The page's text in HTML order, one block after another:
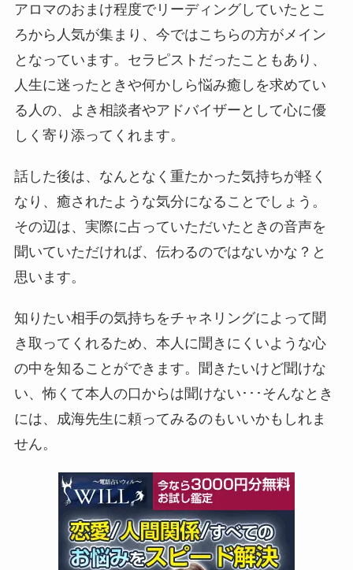
アロマのおまけ程度でリーディングしていたとこ
ろから人気が集まり、今ではこちらの方がメイン
となっています。セラピストだったこともあり、
人生に迷ったときや何かしら悩み癒しを求めてい
る人の、よき相談者やアドバイザーとして心に優
しく寄り添ってくれます。
話した後は、なんとなく重たかった気持ちが軽く
なり、癒されたような気分になることでしょう。
その辺は、実際に占っていただいたときの音声を
聞いていただければ、伝わるのではないかな？と
思います。
知りたい相手の気持ちをチャネリングによって聞
き取ってくれるため、本人に聞きにくいような心
の中を知ることができます。聞きたいけど聞けな
い、怖くて本人の口からは聞けない･･･そんなとき
には、成海先生に頼ってみるのもいいかもしれま
せん。